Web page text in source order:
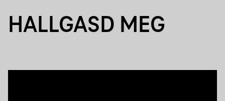
HALLGASD MEG